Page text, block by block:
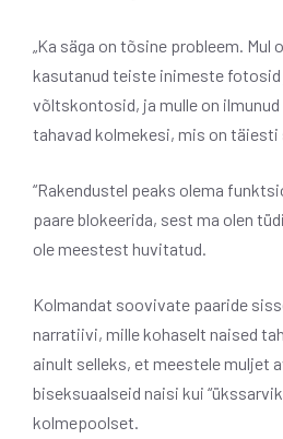
„Ka säga on tõsine probleem. Mul
kasutanud teiste inimeste fotosid
võltskontosid, ja mulle on
tahavad kolmekesi, mis on täiesti
“Rakendustel peaks olema
paare blokeerida, sest ma olen
ole meestest huvitatud.
Kolmandat soovivate paaride
narratiivi, mille kohaselt naised
ainult selleks, et meestele muljet
biseksuaalseid naisi kui
kolmepoolset.